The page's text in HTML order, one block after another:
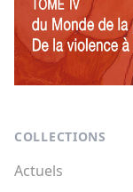
COLLECTIONS
Actuels